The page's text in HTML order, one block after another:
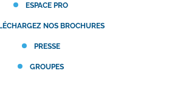
ESPACE PRO
NOS BROCHURES
PRESSE
GROUPES